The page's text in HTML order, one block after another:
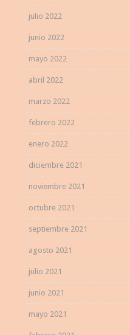
julio 2022
junio 2022
mayo 2022
abril 2022
marzo 2022
febrero 2022
enero 2022
diciembre 2021
noviembre 2021
octubre 2021
septiembre 2021
agosto 2021
julio 2021
junio 2021
mayo 2021